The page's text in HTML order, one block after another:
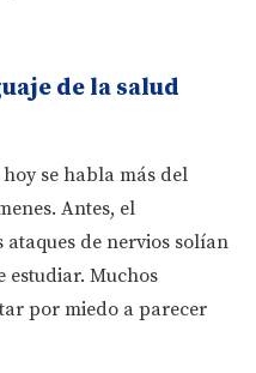
de la salud
se habla más del
Antes, el
de nervios solían
estudiar. Muchos
por miedo a parecer